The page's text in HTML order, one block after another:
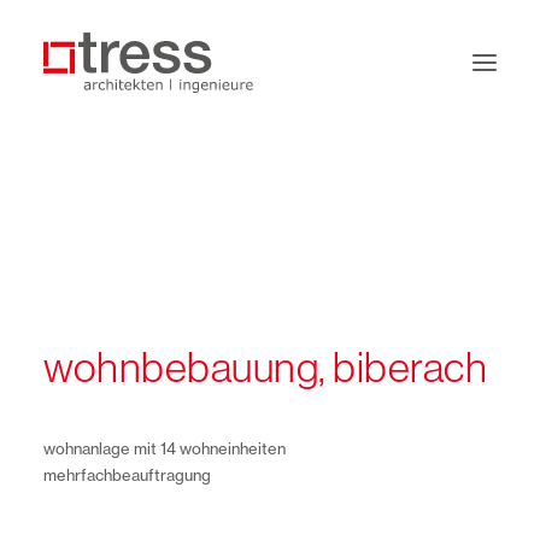
wohnbebauung, biberach
wohnanlage mit 14 wohneinheiten
mehrfachbeauftragung